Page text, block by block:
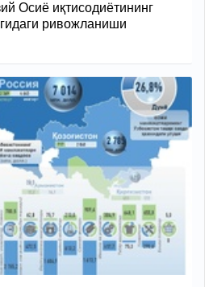
Осиё иқтисодиётининг
ривожланиши